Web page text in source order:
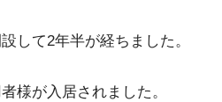
して2年半が経ちました。
様が入居されました。